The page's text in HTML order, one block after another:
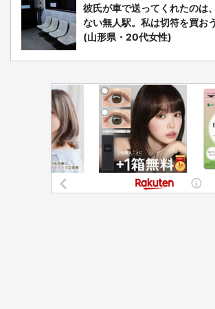
彼氏が車で送ってくれたのは
ない無人駅。私は切符を買お
(山形県・20代女性)